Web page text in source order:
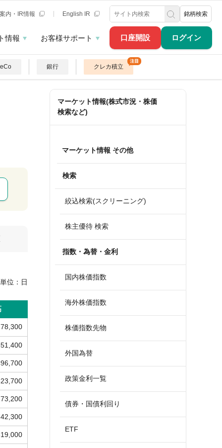
口座開設 ログイン
内・IR情報 English IR 銘柄検索
情報 お客様サポート
銀行 クレカ積立
位： 日
マーケット情報(株式市況・株価
検索など)
マーケット情報 その他
検索
絞込検索(スクリーニング)
株主優待 検索
指数・為替・金利
国内株価指数
海外株価指数
株価指数先物
外国為替
政策金利一覧
債券・国債利回り
ETF